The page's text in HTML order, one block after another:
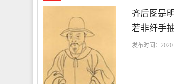
齐后图是
若非纤手
发布时间：